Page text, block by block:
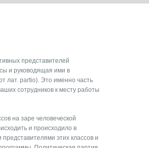
представителей
и руководящая ими в
лат. partio). Это именно часть
сотрудников к месту работы
на заре человеческой
и происходило в
этих классов и